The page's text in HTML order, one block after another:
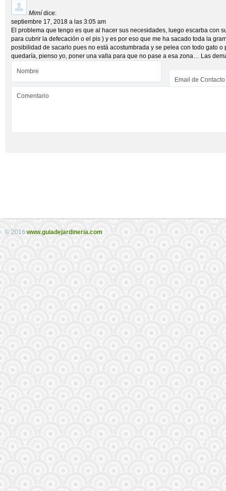
Mimí dice:
septiembre 17, 2018 a las 3:05 am
El problema que tengo es que al hacer sus necesidades, luego escarba con
para cubrir la defecación o el pis ) y es por eso que me ha sacado toda la
posibilidad de sacarlo pues no está acostumbrada y se pelea con todo gato o
quedaría, pienso yo, poner una valla para que no pase a esa zona… Las
© 2016 www.guiadejardineria.com